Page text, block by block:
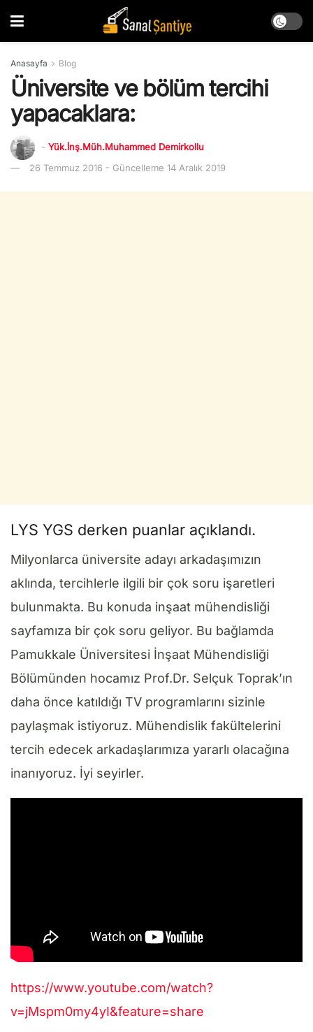
Anasayfa Blog
Üniversite ve bölüm tercihi
yapacaklara:
- Yük.İnş.Müh.Muhammed Demirkollu
26 Temmuz 2016 - Güncelleme 14 Aralık 2019
LYS YGS derken puanlar açıklandı.
Milyonlarca üniversite adayı arkadaşımızın
aklında, tercihlerle ilgili bir çok soru işaretleri
bulunmakta. Bu konuda inşaat mühendisliği
sayfamıza bir çok soru geliyor. Bu bağlamda
Pamukkale Üniversitesi İnşaat Mühendisliği
Bölümünden hocamız Prof.Dr. Selçuk Toprak’ın
daha önce katıldığı TV programlarını sizinle
paylaşmak istiyoruz. Mühendislik fakültelerini
tercih edecek arkadaşlarımıza yararlı olacağına
inanıyoruz. İyi seyirler.
https://www.youtube.com/watch?
v=jMspm0my4yI&feature=share